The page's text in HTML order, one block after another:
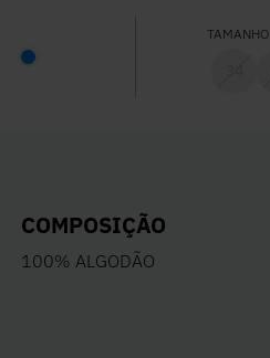
TAMANHO
COMPOSIÇÃO
100% ALGODÃO